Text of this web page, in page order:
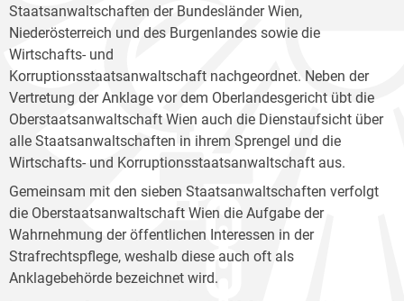
Staatsanwaltschaften der Bundesländer Wien,
Niederösterreich und des Burgenlandes sowie die
Wirtschafts- und
Korruptionsstaatsanwaltschaft nachgeordnet. Neben der
Vertretung der Anklage vor dem Oberlandesgericht übt die
Oberstaatsanwaltschaft Wien auch die Dienstaufsicht über
alle Staatsanwaltschaften in ihrem Sprengel und die
Wirtschafts- und Korruptionsstaatsanwaltschaft aus.
Gemeinsam mit den sieben Staatsanwaltschaften verfolgt
die Oberstaatsanwaltschaft Wien die Aufgabe der
Wahrnehmung der öffentlichen Interessen in der
Strafrechtspflege, weshalb diese auch oft als
Anklagebehörde bezeichnet wird.